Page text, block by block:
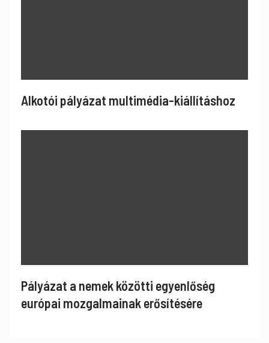
Alkotói pályázat multimédia-kiállításhoz
Pályázat a nemek közötti egyenlőség
európai mozgalmainak erősítésére